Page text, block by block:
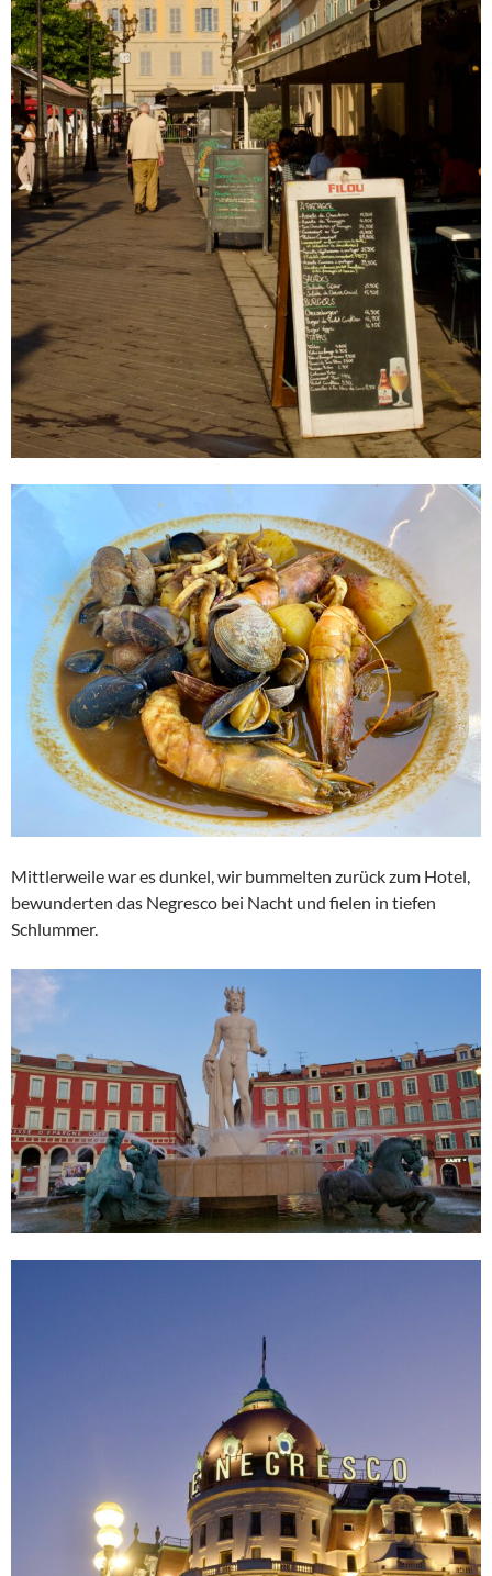
Mittlerweile war es dunkel, wir bummelten zurück zum Hotel,
bewunderten das Negresco bei Nacht und fielen in tiefen
Schlummer.